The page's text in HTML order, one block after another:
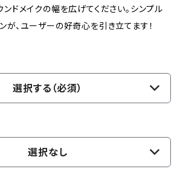
ンドメイクの幅を広げてください。シンプル
が、ユーザーの好奇心を引き立てます！
選択する（必須）
選択なし